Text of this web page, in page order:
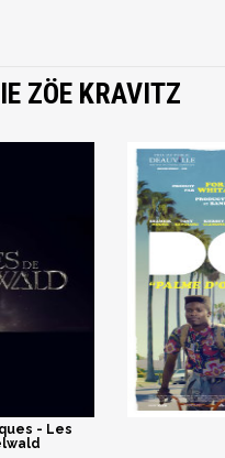
ZÖE KRAVITZ
- Les